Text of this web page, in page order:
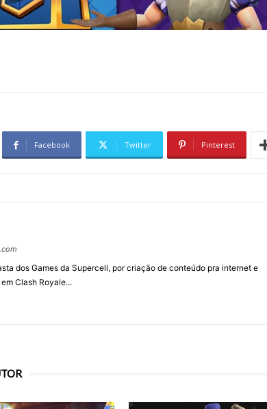
Facebook Twitter Pinterest
dos Games da Supercell, por criação de conteúdo pra internet e
Clash Royale...